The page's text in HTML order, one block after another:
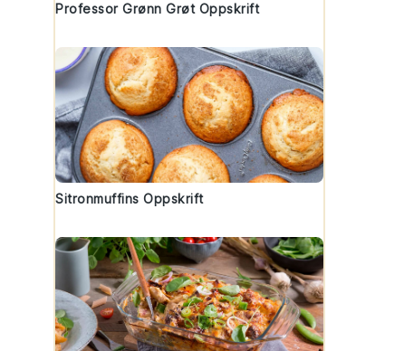
Professor Grønn Grøt Oppskrift
Sitronmuffins Oppskrift